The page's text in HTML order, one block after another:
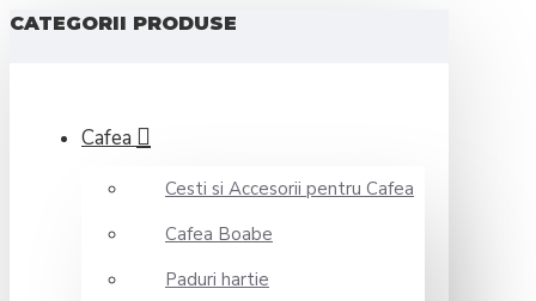
CATEGORII PRODUSE
Cafea
Cesti si Accesorii pentru Cafea
Cafea Boabe
Paduri hartie